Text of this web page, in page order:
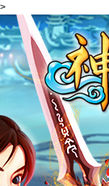
>